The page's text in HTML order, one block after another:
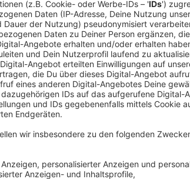
Mit dem Telenotarzt können Patienten in
von einem Notarzt behandelt werden. Das
und Rettungswagen möglich. Über diese
können auch Daten übertragen werden -
es eine spezielle technische Ausrüstung
sind in einer Leitzentrale rund um die Uhr
Jahren in der der Telenotarzt eingeführt
Städten in NRW - in einigen Städten ist diese
Anzeige